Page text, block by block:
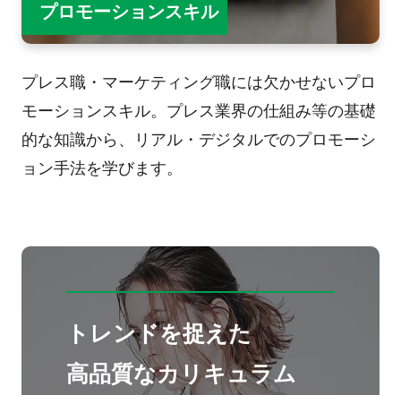
プロモーションスキル
プレス職・マーケティング職には欠かせないプロ
モーションスキル。プレス業界の仕組み等の基礎
的な知識から、リアル・デジタルでのプロモーシ
ョン手法を学びます。
トレンドを捉えた
高品質なカリキュラム